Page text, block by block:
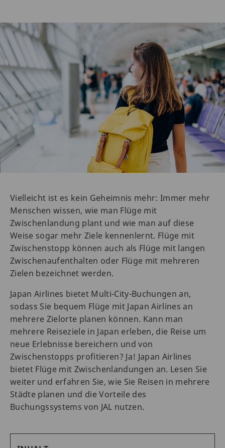
Vielleicht ist es kein Geheimnis mehr: Immer mehr
Menschen wissen, wie man Flüge mit
Zwischenlandung plant und wie man auf diese
Weise sogar mehr Ziele kennenlernt. Flüge mit
Zwischenstopp können auch als Flüge mit langen
Zwischenaufenthalten oder Flüge mit mehreren
Zielen bezeichnet werden.
Japan Airlines bietet Multi-City-Buchungen an,
sodass Sie bequem Flüge mit Japan Airlines an
mehrere Zielorte planen können. Kann man
mehrere Reiseziele in Japan erleben, die Reise um
neue Erlebnisse bereichern und von
Zwischenstopps profitieren? Ja! Japan Airlines
bietet Flüge mit Zwischenlandungen an. Lesen Sie
weiter und erfahren Sie, wie Sie Reisen in mehrere
Städte planen und die Vorteile des
Buchungssystems von JAL nutzen.